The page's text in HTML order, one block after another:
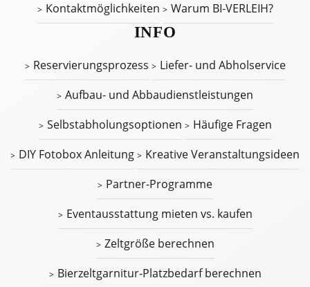
Kontaktmöglichkeiten
Warum BI-VERLEIH?
INFO
Reservierungsprozess
Liefer- und Abholservice
Aufbau- und Abbaudienstleistungen
Selbstabholungsoptionen
Häufige Fragen
DIY Fotobox Anleitung
Kreative Veranstaltungsideen
Partner-Programme
Eventausstattung mieten vs. kaufen
Zeltgröße berechnen
Bierzeltgarnitur-Platzbedarf berechnen